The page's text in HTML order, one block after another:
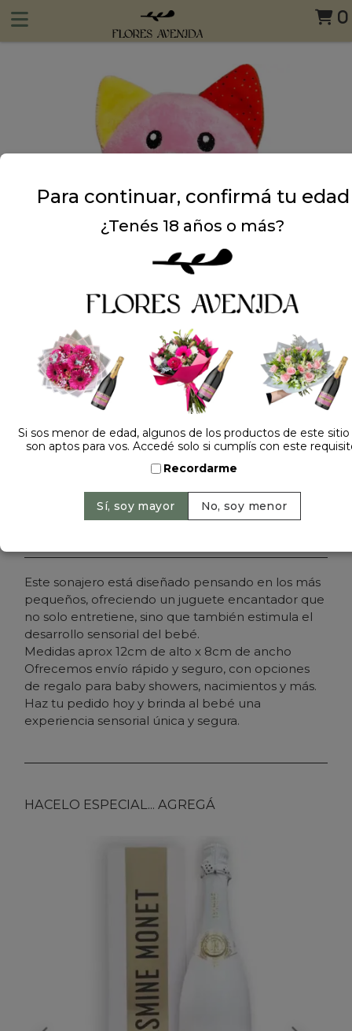
0
Dejá tu opinión
Cantidad:
Agregar al carrito
Este sonajero está diseñado pensando en los más
pequeños, ofreciendo un juguete encantador que
no solo entretiene, sino que también estimula el
desarrollo sensorial del bebé.
Medidas aprox 12cm de alto x 8cm de ancho
Ofrecemos envío rápido y seguro, con opciones
de regalo para baby showers, nacimientos y más.
Haz tu pedido hoy y brinda al bebé una
experiencia sensorial única y segura.
HACELO ESPECIAL... AGREGÁ
Para continuar, confirmá tu edad
¿Tenés 18 años o más?
Si sos menor de edad, algunos de los productos de este
son aptos para vos. Accedé solo si cumplís con este
Recordarme